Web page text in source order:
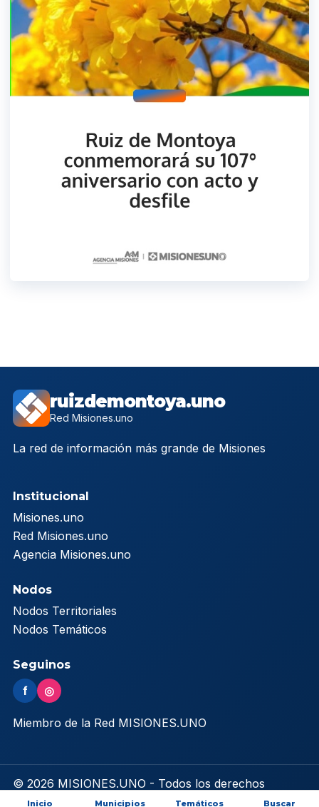
ruizdemontoya.uno
Red Misiones.uno
La red de información más grande de Misiones
Institucional
Misiones.uno
Red Misiones.uno
Agencia Misiones.uno
Nodos
Nodos Territoriales
Nodos Temáticos
Seguinos
f ◎
Miembro de la Red MISIONES.UNO
© 2026 MISIONES.UNO - Todos los derechos
reservados
Inicio Municipios Temáticos Buscar